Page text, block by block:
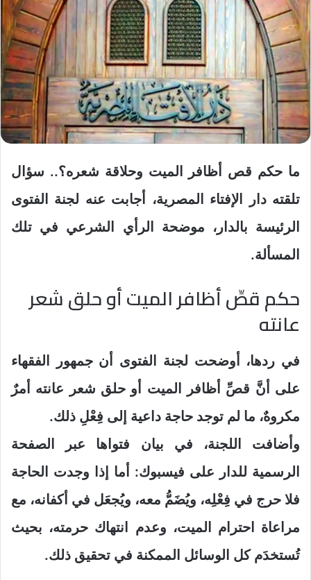
ما حكم قص أظافر الميت وحلاقة شعره؟.. سؤال
تلقته دار الإفتاء المصرية، أجابت عنه لجنة الفتوى
الرئيسة بالدار، موضحة الرأي الشرعي في تلك
المسألة.
حكم قصِّ أظافر الميت أو حلق شعر
عانته
في ردها، أوضحت لجنة الفتوى أن جمهور الفقهاء
على أنَّ قصِّ أظافر الميت أو حلق شعر عانته أمرٌ
مكروهٌ، ما لم توجد حاجة داعية إلى فِعْلِ ذلك.
وأضافت اللجنة، في بيان فتواها عبر الصفحة
الرسمية للدار على فيسبوك: أما إذا وجدت الحاجة
فلا حرج في فِعْلِه، ويُضَمُّ معه، ويُجعَل في أكفانه، مع
مراعاة احترام الميت، وعدم انتهاك حرمته، بحيث
تُستخدَم كل الوسائل الممكنة في تحقيق ذلك.